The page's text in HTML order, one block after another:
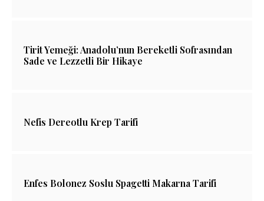
Tirit Yemeği: Anadolu’nun Bereketli Sofrasından
Sade ve Lezzetli Bir Hikaye
Nefis Dereotlu Krep Tarifi
Enfes Bolonez Soslu Spagetti Makarna Tarifi